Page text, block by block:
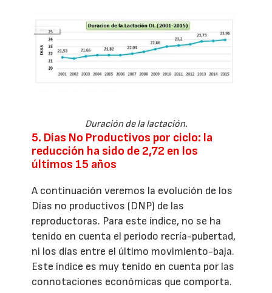
Duración de la lactación.
5. Días No Productivos por ciclo: la
reducción ha sido de 2,72 en los
últimos 15 años
A continuación veremos la evolución de los
Días no productivos (DNP) de las
reproductoras. Para este índice, no se ha
tenido en cuenta el periodo recría-pubertad,
ni los días entre el último movimiento-baja.
Este índice es muy tenido en cuenta por las
connotaciones económicas que comporta.